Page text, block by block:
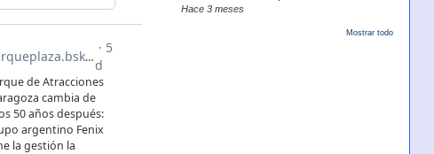
Hace 3 meses
Mostrar todo